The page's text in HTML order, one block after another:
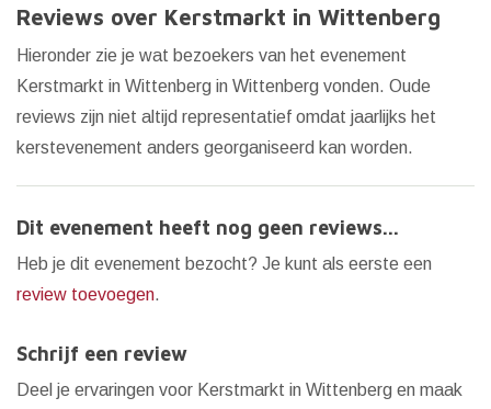
Reviews over Kerstmarkt in Wittenberg
Hieronder zie je wat bezoekers van het evenement
Kerstmarkt in Wittenberg in Wittenberg vonden. Oude
reviews zijn niet altijd representatief omdat jaarlijks het
kerstevenement anders georganiseerd kan worden.
Dit evenement heeft nog geen reviews...
Heb je dit evenement bezocht? Je kunt als eerste een
review toevoegen.
Schrijf een review
Deel je ervaringen voor Kerstmarkt in Wittenberg en maak